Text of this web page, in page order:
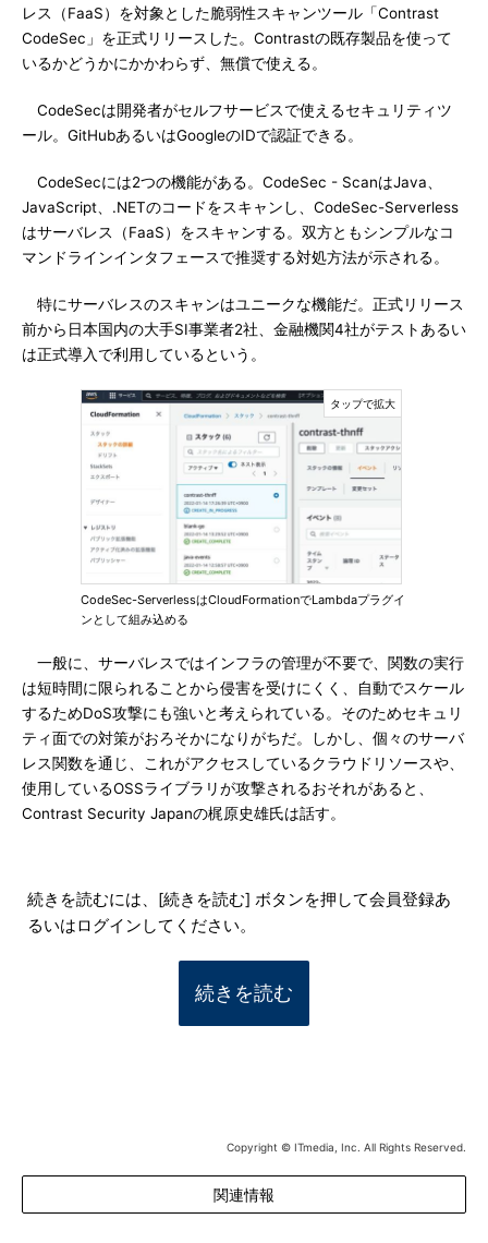
レス（FaaS）を対象とした脆弱性スキャンツール「Contrast
CodeSec」を正式リリースした。Contrastの既存製品を使って
いるかどうかにかかわらず、無償で使える。
CodeSecは開発者がセルフサービスで使えるセキュリティツ
ール。GitHubあるいはGoogleのIDで認証できる。
CodeSecには2つの機能がある。CodeSec - ScanはJava、
JavaScript、.NETのコードをスキャンし、CodeSec-Serverless
はサーバレス（FaaS）をスキャンする。双方ともシンプルなコ
マンドラインインタフェースで推奨する対処方法が示される。
特にサーバレスのスキャンはユニークな機能だ。正式リリース
前から日本国内の大手SI事業者2社、金融機関4社がテストあるい
は正式導入で利用しているという。
CodeSec-ServerlessはCloudFormationでLambdaプラグイ
ンとして組み込める
一般に、サーバレスではインフラの管理が不要で、関数の実行
は短時間に限られることから侵害を受けにくく、自動でスケール
するためDoS攻撃にも強いと考えられている。そのためセキュリ
ティ面での対策がおろそかになりがちだ。しかし、個々のサーバ
レス関数を通じ、これがアクセスしているクラウドリソースや、
使用しているOSSライブラリが攻撃されるおそれがあると、
Contrast Security Japanの梶原史雄氏は話す。
続きを読むには、[続きを読む] ボタンを押して会員登録あ
るいはログインしてください。
続きを読む
Copyright © ITmedia, Inc. All Rights Reserved.
関連情報